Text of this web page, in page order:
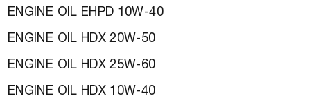
ENGINE OIL EHPD 10W-40
ENGINE OIL HDX 20W-50
ENGINE OIL HDX 25W-60
ENGINE OIL HDX 10W-40